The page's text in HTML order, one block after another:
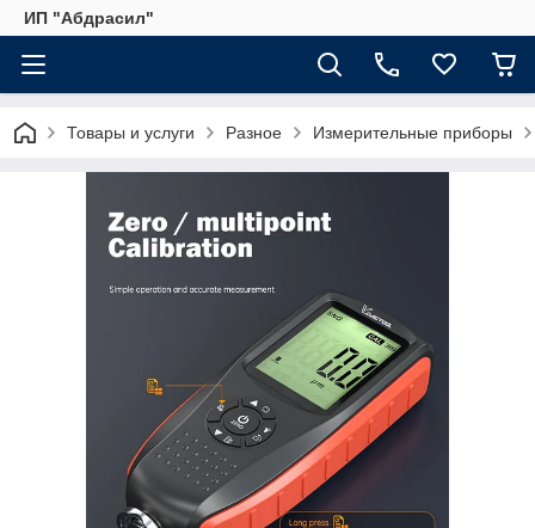
ИП "Абдрасил"
Товары и услуги Разное Измерительные приборы